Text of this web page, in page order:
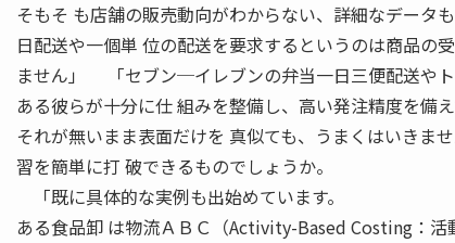
そもそ も店舗の販売動向がわからない、詳細なデータ
日配送や一個単 位の配送を要求するというのは商品の
ません」 「セブン─イレブンの弁当一日三便配送や
ある彼らが十分に仕 組みを整備し、高い発注精度を備
それが無いまま表面だけを 真似ても、うまくはいき
習を簡単に打 破できるものでしょうか。
「既に具体的な実例も出始めています。
ある食品卸 は物流ＡＢＣ（Activity-Based Costing：